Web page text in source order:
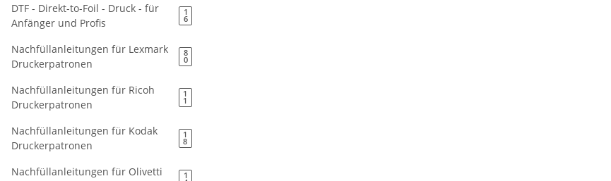
DTF - Direkt-to-Foil - Druck - für
Anfänger und Profis
1
6
Nachfüllanleitungen für Lexmark
Druckerpatronen
8
0
Nachfüllanleitungen für Ricoh
Druckerpatronen
1
1
Nachfüllanleitungen für Kodak
Druckerpatronen
1
8
Nachfüllanleitungen für Olivetti
1